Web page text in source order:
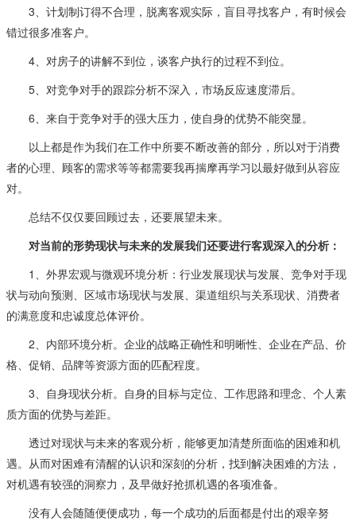
3、计划制订得不合理，脱离客观实际，盲目寻找客户，有时候会
错过很多准客户。
4、对房子的讲解不到位，谈客户执行的过程不到位。
5、对竞争对手的跟踪分析不深入，市场反应速度滞后。
6、来自于竞争对手的强大压力，使自身的优势不能突显。
以上都是作为我们在工作中所要不断改善的部分，所以对于消费
者的心理、顾客的需求等等都需要我再揣摩再学习以最好做到从容应
对。
总结不仅仅要回顾过去，还要展望未来。
对当前的形势现状与未来的发展我们还要进行客观深入的分析：
1、外界宏观与微观环境分析：行业发展现状与发展、竞争对手现
状与动向预测、区域市场现状与发展、渠道组织与关系现状、消费者
的满意度和忠诚度总体评价。
2、内部环境分析。企业的战略正确性和明晰性、企业在产品、价
格、促销、品牌等资源方面的匹配程度。
3、自身现状分析。自身的目标与定位、工作思路和理念、个人素
质方面的优势与差距。
透过对现状与未来的客观分析，能够更加清楚所面临的困难和机
遇。从而对困难有清醒的认识和深刻的分析，找到解决困难的方法，
对机遇有较强的洞察力，及早做好抢抓机遇的各项准备。
没有人会随随便便成功，每一个成功的后面都是付出的艰辛努